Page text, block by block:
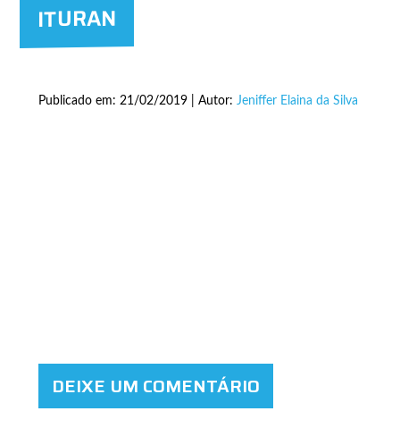
ITURAN
Publicado em: 21/02/2019 | Autor: Jeniffer Elaina da Silva
DEIXE UM COMENTÁRIO